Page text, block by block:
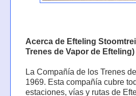
Acerca de Efteling
Trenes de Vapor de Efteling)
La Compañía de los Trenes
1969. Esta compañía cubre
estaciones, vías y rutas de